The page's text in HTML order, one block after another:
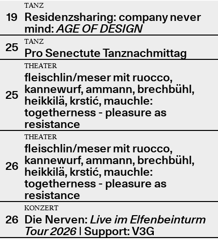
19
TANZ
Residenzsharing: company never
mind:AGE OF DESIGN
25
TANZ
Pro Senectute Tanznachmittag
25
THEATER
fleischlin/meser mit ruocco,
kannewurf, ammann, brechbühl,
heikkilä, krstić, mauchle:
togetherness - pleasure as
resistance
26
THEATER
fleischlin/meser mit ruocco,
kannewurf, ammann, brechbühl,
heikkilä, krstić, mauchle:
togetherness - pleasure as
resistance
26
KONZERT
Die Nerven: Live im Elfenbeinturm
Tour 2026| Support: V3G